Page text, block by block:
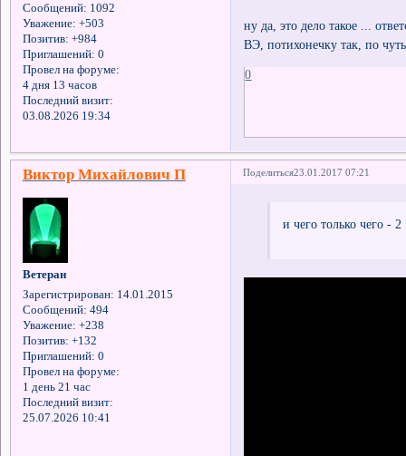
Сообщений: 1092
Уважение: +503
Позитив: +984
Приглашений: 0
Провел на форуме:
4 дня 13 часов
Последний визит:
03.08.2026 19:34
ну да, это дело такое ...
ВЭ, потихонечку так, по
0
Поделиться23.01.2017 07:21
Виктор Михайлович П
Ветеран
Зарегистрирован: 14.01.2015
Сообщений: 494
Уважение: +238
Позитив: +132
Приглашений: 0
Провел на форуме:
1 день 21 час
Последний визит:
25.07.2026 10:41
и чего только чего -